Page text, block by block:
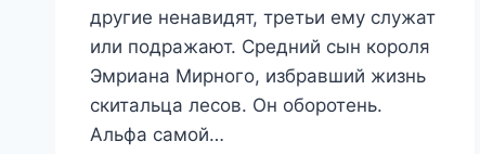
другие ненавидят, третьи ему служат
или подражают. Средний сын короля
Эмриана Мирного, избравший жизнь
скитальца лесов. Он оборотень.
Альфа самой…